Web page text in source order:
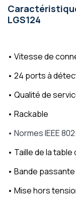
LGS124
• Vitesse de
• 24 ports à
• Qualité de
• Rackable
• Normes IEEE
• Taille de la
• Bande
• Mise hors